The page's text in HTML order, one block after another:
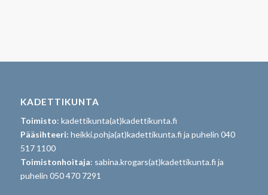
KADETTIKUNTA
Toimisto: kadettikunta(at)kadettikunta.fi
Pääsihteeri: heikki.pohja(at)kadettikunta.fi ja puhelin 040
517 1100
Toimistonhoitaja: sabina.krogars(at)kadettikunta.fi ja
puhelin 050 470 7291